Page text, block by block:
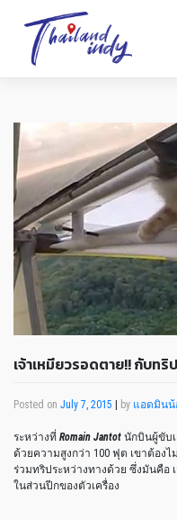
เจ้าเหมียวรอดตาย!! กับท
Posted on July 7, 2015 | by แอดมินน้
ระหว่างที่ Romain Jantot นักบินผู้ขับ
ด้วยความสูงกว่า 100 ฟุต เขาต้อง
ร่วมทริประหว่างทางด้วย ซึ่งมันคือ
ในส่วนปีกของตัวเครื่อง